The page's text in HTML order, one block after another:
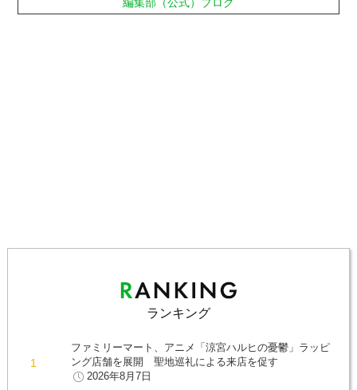
ランキング
ファミリーマート、アニメ「涼宮ハルヒの憂鬱」ラッピ
ング店舗を展開 聖地巡礼による来店を促す
2026年8月7日